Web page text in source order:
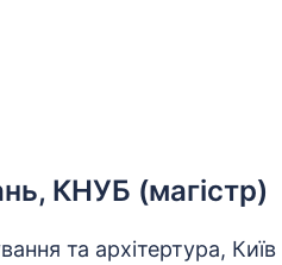
КНУБ (магістр)
та архітертура, Київ